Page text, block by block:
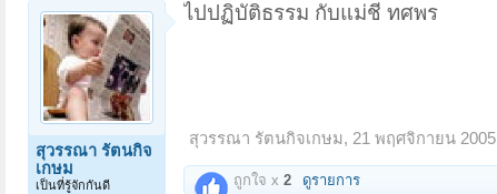
สุวรรณา รัตนกิจ
เกษม
เป็นที่รู้จักกันดี
ไปปฏิบัติธรรม กับแม่ชี ทศพร
สุวรรณา รัตนกิจเกษม, 21 พฤศจิกายน 2005
ถูกใจ x 2 ดูรายการ